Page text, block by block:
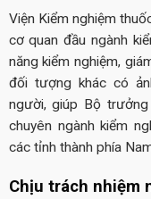
Viện Kiểm nghiệm
cơ quan đầu ngành
năng kiểm nghiệm,
đối tượng khác có
người, giúp Bộ
chuyên ngành kiểm
các tỉnh thành phía
Chịu trách nhiệm